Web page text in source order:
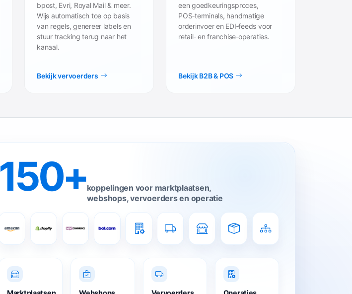
bpost, Evri, Royal Mail & meer.
Wijs automatisch toe op basis
van regels, genereer labels en
stuur tracking terug naar het
kanaal.
Bekijk vervoerders
een goedkeuringsproces,
POS‑terminals, handmatige
orderinvoer en EDI‑feeds voor
retail‑ en franchise‑operaties.
Bekijk B2B & POS
150+koppelingen voor marktplaatsen,
webshops, vervoerders en operatie